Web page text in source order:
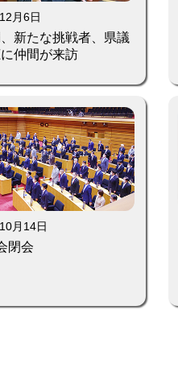
月6日
新たな挑戦者、県議
仲間が来訪
月14日
閉会